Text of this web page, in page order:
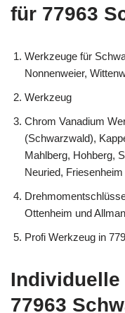
für 77963
Werkzeuge für
Nonnenweier,
Werkzeug
Chrom Vanadium
(Schwarzwald),
Mahlberg, Hohberg,
Neuried, Friesenheim
Ottenheim und
Profi Werkzeug in
Individuelle
77963